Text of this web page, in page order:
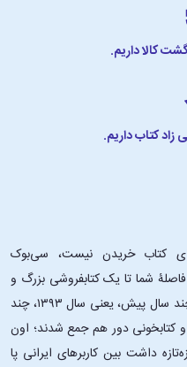
کالا داریم.
زاد کتاب داریم.
کتاب خریدن نیست، سی‌بوک
شما تا یک کتابفروشی بزرگ و
پروپیمون تنها به اندازۀ یک کلیک شده. چند سال پیش، یعنی سال ۱۳۹۳، چند
دور هم جمع شدند؛ اون‌
داشت بین کاربرهای ایرانی پا